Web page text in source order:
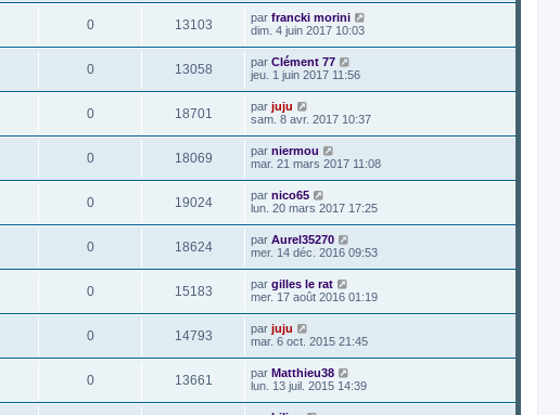
0 13103 par francki morini
dim. 4 juin 2017 10:03
0 13058 par Clément 77
jeu. 1 juin 2017 11:56
0 18701 par juju
sam. 8 avr. 2017 10:37
0 18069 par niermou
mar. 21 mars 2017 11:08
0 19024 par nico65
lun. 20 mars 2017 17:25
0 18624 par Aurel35270
mer. 14 déc. 2016 09:53
0 15183 par gilles le rat
mer. 17 août 2016 01:19
0 14793 par juju
mar. 6 oct. 2015 21:45
0 13661 par Matthieu38
lun. 13 juil. 2015 14:39